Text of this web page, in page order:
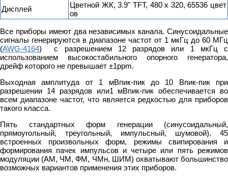
Дисплей
Цветной ЖК, 3.9" TFT, 480 х 320, 65536 цвет
ов
Все приборы имеют два независимых канала. Синусоидальные
сигналы генерируются в диапазоне частот от 1 мкГц до 60 МГц
(AWG-4164) с разрешением 12 разрядов или 1 мкГц с
использованием высокостабильного опорного генератора,
дрейф которого не превышает ±1ppm.
Выходная амплитуда от 1 мВпик-пик до 10 Впик-пик при
разрешении 14 разрядов или1 мВпик-пик обеспечивается во
всем диапазоне частот, что является редкостью для приборов
такого класса.
Пять стандартных форм генерации (синусоидальный,
прямоугольный, треугольный, импульсный, шумовой), 45
встроенных произвольных форм, режимы свипирования и
формирования пачек импульсов и четыре или пять режимов
модуляции (АМ, ЧМ, ФМ, ЧМн, ШИМ) охватывают большинство
возможных вариантов применения этих приборов.